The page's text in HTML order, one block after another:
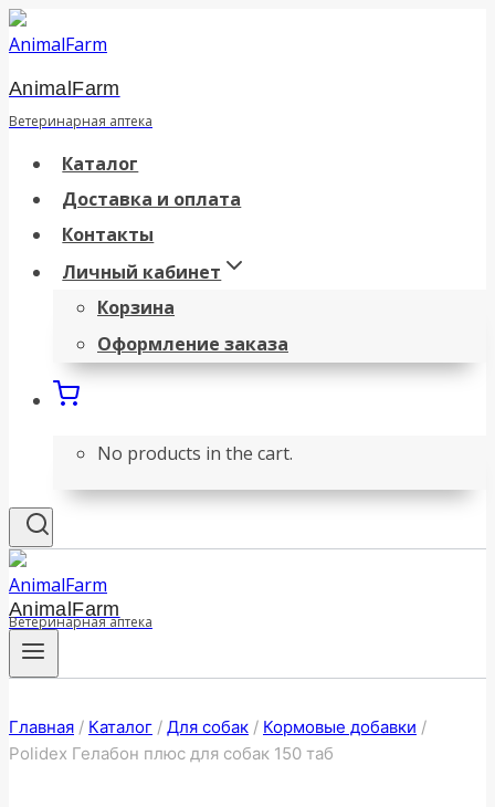
Перейти
к
содержанию
AnimalFarm
Ветеринарная аптека
Каталог
Доставка и оплата
Контакты
Личный кабинет
Корзина
Оформление заказа
No products in the cart.
AnimalFarm
Ветеринарная аптека
Главная / Каталог / Для собак / Кормовые добавки /
Polidex Гелабон плюс для собак 150 таб